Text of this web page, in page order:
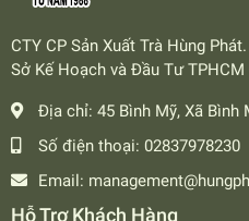
CTY CP Sản Xuất Trà Hùng
Sở Kế Hoạch và Đầu Tư
Địa chỉ: 45 Bình Mỹ, Xã Bình
Số điện thoại: 02837978230
Email:
Hỗ Trợ Khách Hàng